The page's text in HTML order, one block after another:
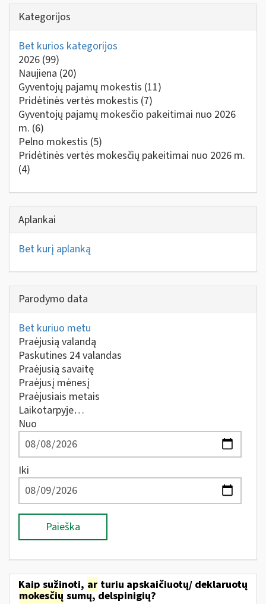
Kategorijos
Bet kurios kategorijos
2026 (99)
Naujiena (20)
Gyventojų pajamų mokestis (11)
Pridėtinės vertės mokestis (7)
Gyventojų pajamų mokesčio pakeitimai nuo 2026
m. (6)
Pelno mokestis (5)
Pridėtinės vertės mokesčių pakeitimai nuo 2026 m.
(4)
Aplankai
Bet kurį aplanką
Parodymo data
Bet kuriuo metu
Praėjusią valandą
Paskutines 24 valandas
Praėjusią savaitę
Praėjusį mėnesį
Praėjusiais metais
Laikotarpyje…
Nuo
Iki
Paieška
Kaip sužinoti, ar turiu apskaičiuotų/ deklaruotų
mokesčių sumų, delspinigių?